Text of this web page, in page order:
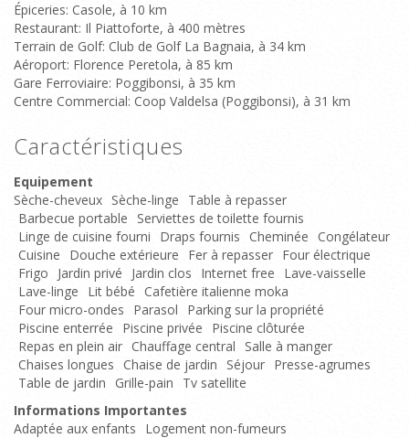
Épiceries: Casole, à 10 km
Restaurant: Il Piattoforte, à 400 mètres
Terrain de Golf: Club de Golf La Bagnaia, à 34 km
Aéroport: Florence Peretola, à 85 km
Gare Ferroviaire: Poggibonsi, à 35 km
Centre Commercial: Coop Valdelsa (Poggibonsi), à 31 km
Caractéristiques
Equipement
Sèche-cheveux Sèche-linge
Table à repasser
Barbecue portable
Serviettes de toilette fournis
Linge de cuisine fourni
Draps fournis Cheminée
Congélateur
Cuisine
Douche extérieure Fer à repasser Four électrique
Frigo
Jardin privé Jardin clos Internet free
Lave-vaisselle
Lave-linge
Lit bébé Cafetière italienne moka
Four micro-ondes
Parasol
Parking sur la propriété
Piscine enterrée
Piscine privée
Piscine clôturée
Repas en plein air Chauffage central
Salle à manger
Chaises longues Chaise de jardin Séjour Presse-agrumes
Table de jardin
Grille-pain
Tv satellite
Informations Importantes
Adaptée aux enfants
Logement non-fumeurs